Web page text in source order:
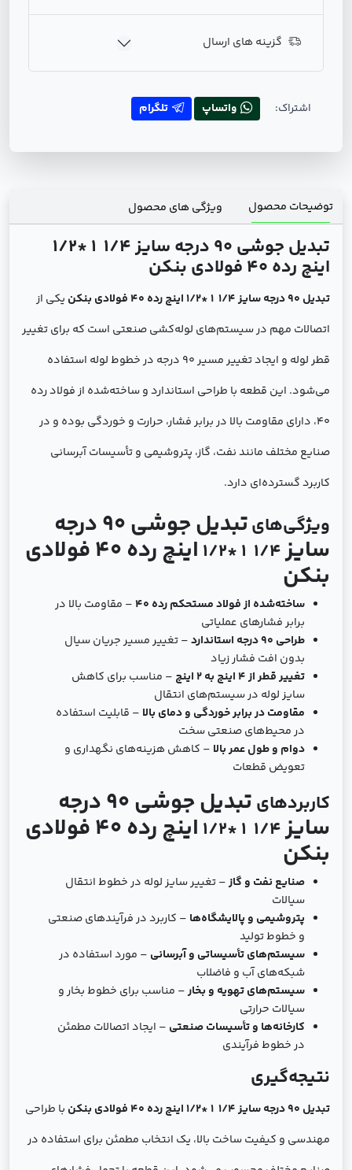
گزینه های ارسال
اشتراک: واتساپ تلگرام
توضیحات محصول ویژگی های محصول
تبدیل جوشی 90 درجه سایز 1/4 1 *1/2
اینچ رده 40 فولادی بنکن
تبدیل 90 درجه سایز 1/4 1 *1/2 اینچ رده 40 فولادی بنکن
یکی از
اتصالات مهم در سیستم‌های لوله‌کشی صنعتی است که برای تغییر
قطر لوله و ایجاد تغییر مسیر 90 درجه در خطوط لوله استفاده
می‌شود. این قطعه با طراحی استاندارد و ساخته‌شده از فولاد رده
40، دارای مقاومت بالا در برابر فشار، حرارت و خوردگی بوده و در
صنایع مختلف مانند نفت، گاز، پتروشیمی و تأسیسات آبرسانی
کاربرد گسترده‌ای دارد.
ویژگی‌های تبدیل جوشی 90 درجه
سایز1/4 1 *1/2 اینچ رده 40 فولادی
بنکن
ساخته‌شده از فولاد مستحکم رده 40
– مقاومت بالا در
برابر فشارهای عملیاتی
طراحی 90 درجه استاندارد
– تغییر مسیر جریان سیال
بدون افت فشار زیاد
تغییر قطر از 4 اینچ به 2 اینچ
– مناسب برای کاهش
سایز لوله در سیستم‌های انتقال
مقاومت در برابر خوردگی و دمای بالا – قابلیت استفاده
در محیط‌های صنعتی سخت
دوام و طول عمر بالا – کاهش هزینه‌های نگهداری و
تعویض قطعات
کاربردهای تبدیل جوشی 90 درجه
سایز1/4 1 *1/2 اینچ رده 40 فولادی
بنکن
صنایع نفت و گاز– تغییر سایز لوله در خطوط انتقال
سیالات
پتروشیمی و پالایشگاه‌ها – کاربرد در فرآیندهای صنعتی
و خطوط تولید
سیستم‌های تأسیساتی و آبرسانی – مورد استفاده در
شبکه‌های آب و فاضلاب
سیستم‌های تهویه و بخار– مناسب برای خطوط بخار و
سیالات حرارتی
کارخانه‌ها و تأسیسات صنعتی – ایجاد اتصالات مطمئن
در خطوط فرآیندی
نتیجه‌گیری
تبدیل 90 درجه سایز 1/4 1 *1/2 اینچ رده 40 فولادی بنکن
با طراحی
مهندسی و کیفیت ساخت بالا، یک انتخاب مطمئن برای استفاده در